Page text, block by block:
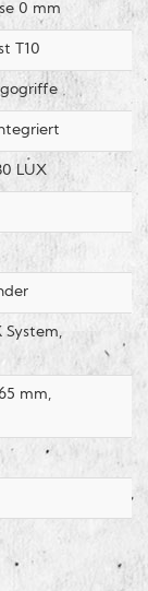
0 mm
T10
LUX
System,
mm,